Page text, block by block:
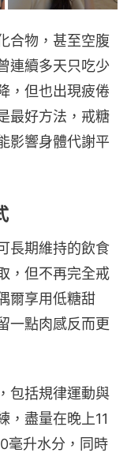
合物，甚至空腹
連續多天只吃少
，但也出現疲倦
最好方法，戒糖
影響身體代謝平
長期維持的飲食
，但不再完全戒
爾享用低糖甜
一點肉感反而更
包括規律運動與
，盡量在晚上11
毫升水分，同時